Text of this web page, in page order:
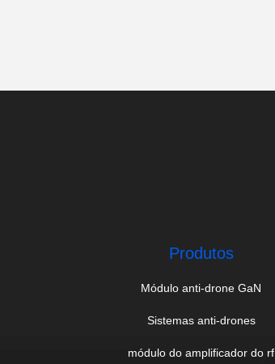
Produtos
Módulo anti-drone GaN
Sistemas anti-drones
módulo do amplificador do rf